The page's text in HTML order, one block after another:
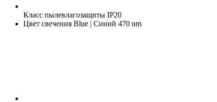
Класс пылевлагозащиты IP20
Цвет свечения Blue | Синий 470 nm